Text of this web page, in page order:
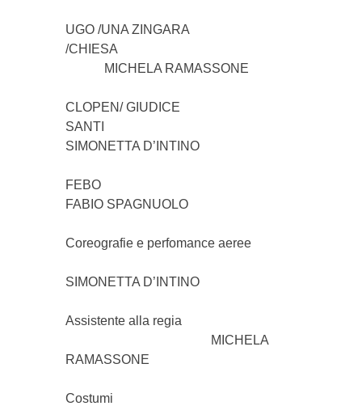
UGO /UNA ZINGARA
/CHIESA
MICHELA RAMASSONE
CLOPEN/ GIUDICE
SANTI
SIMONETTA D’INTINO
FABIO SPAGNUOLO
Coreografie e perfomance aeree
SIMONETTA D’INTINO
Assistente alla regia
MICHELA
RAMASSONE
Costumi